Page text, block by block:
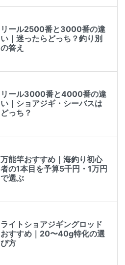
リール2500番と3000番の違
い｜迷ったらどっち？釣り別
の答え
リール3000番と4000番の違
い｜ショアジギ・シーバスは
どっち？
万能竿おすすめ｜海釣り初心
者の1本目を予算5千円・1万円
で選ぶ
ライトショアジギングロッド
おすすめ｜20〜40g特化の選
び方